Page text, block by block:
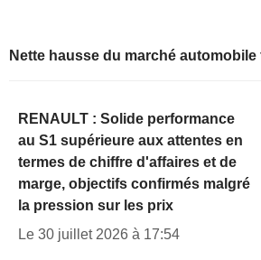
Nette hausse du marché
RENAULT : Solide performance
au S1 supérieure aux attentes en
termes de chiffre d'affaires et de
marge, objectifs confirmés malgré
la pression sur les prix
Le 30 juillet 2026 à 17:54